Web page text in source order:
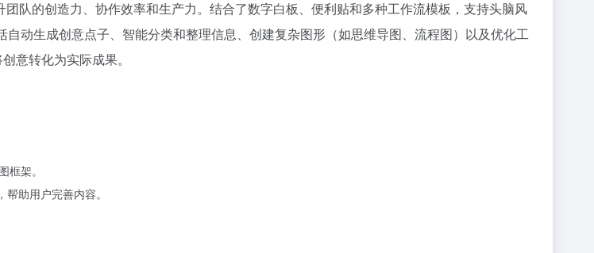
队的创造力、协作效率和生产力。结合了数字白板、便利贴和多种工作流模板，支持头脑风
动生成创意点子、智能分类和整理信息、创建复杂图形（如思维导图、流程图）以及优化工
意转化为实际成果。
架。
助用户完善内容。